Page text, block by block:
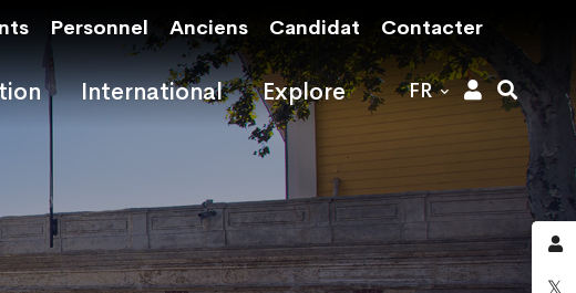
Personnel Anciens Candidat Contacter
International Explore FR